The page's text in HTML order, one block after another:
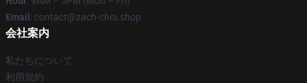
Email : contact@zach-choi.shop
会社案内
私たちについて
利用規約